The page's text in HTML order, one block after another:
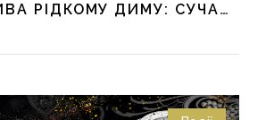
АЛЬТЕРНАТИВА РІДКОМУ ДИМУ: СУЧАСНІ РІШЕННЯ ДЛЯ ХАРЧОВОЇ ПРОМИСЛОВОСТІ